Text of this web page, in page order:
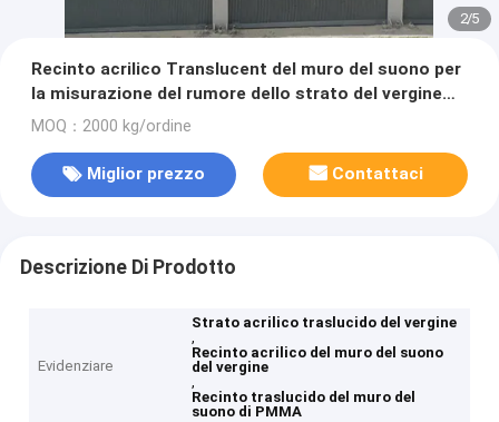
2/5
Recinto acrilico Translucent del muro del suono per
la misurazione del rumore dello strato del vergine
della strada principale 100%
MOQ：2000 kg/ordine
Miglior prezzo Contattaci
Descrizione Di Prodotto
Evidenziare
Strato acrilico traslucido del vergine
,
Recinto acrilico del muro del suono
del vergine
,
Recinto traslucido del muro del
suono di PMMA